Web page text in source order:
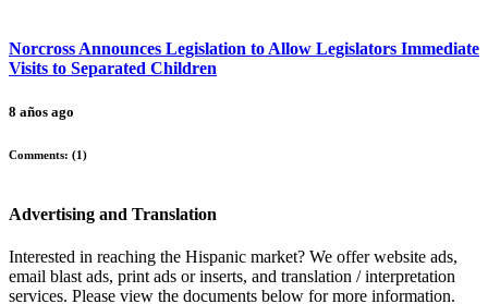
Norcross Announces Legislation to Allow Legislators Immediate
Visits to Separated Children
8 años ago
Comments: (1)
Advertising and Translation
Interested in reaching the Hispanic market? We offer website ads,
email blast ads, print ads or inserts, and translation / interpretation
services. Please view the documents below for more information.